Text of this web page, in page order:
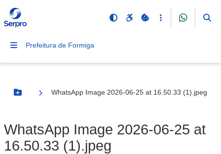
Prefeitura de Formiga
Botão Menu
WhatsApp Image 2026-06-25 at 16.50.33 (1).jpeg
WhatsApp Image 2026-06-25 at
16.50.33 (1).jpeg